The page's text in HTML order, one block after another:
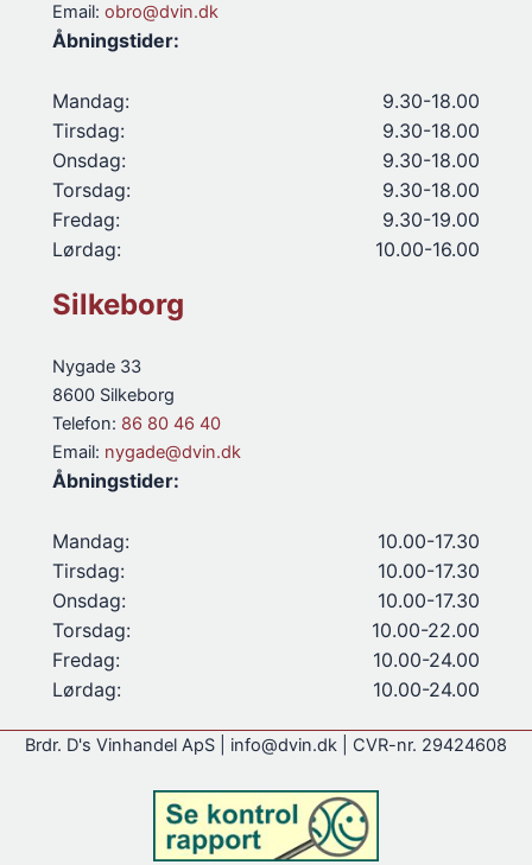
Email: obro@dvin.dk
Åbningstider:
Mandag:
9.30-18.00
Tirsdag:
9.30-18.00
Onsdag:
9.30-18.00
Torsdag:
9.30-18.00
Fredag:
9.30-19.00
Lørdag:
10.00-16.00
Silkeborg
Nygade 33
8600 Silkeborg
Telefon: 86 80 46 40
Email: nygade@dvin.dk
Åbningstider:
Mandag:
10.00-17.30
Tirsdag:
10.00-17.30
Onsdag:
10.00-17.30
Torsdag:
10.00-22.00
Fredag:
10.00-24.00
Lørdag:
10.00-24.00
Brdr. D's Vinhandel ApS | info@dvin.dk | CVR-nr. 29424608